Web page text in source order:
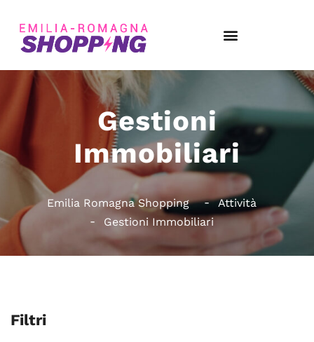
Gestioni
Immobiliari
Emilia Romagna Shopping
Attività
Gestioni Immobiliari
Filtri